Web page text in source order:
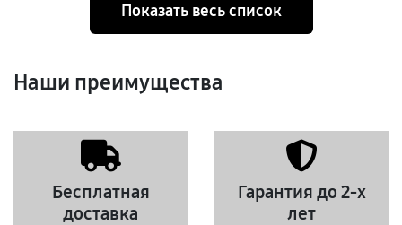
Показать весь список
Наши преимущества
Бесплатная
доставка
Гарантия до 2-х
лет